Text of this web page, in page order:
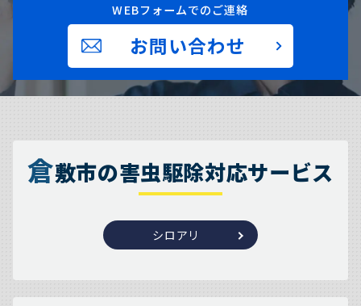
WEBフォームでのご連絡
お問い合わせ
倉敷市の害虫駆除対応サービス
シロアリ